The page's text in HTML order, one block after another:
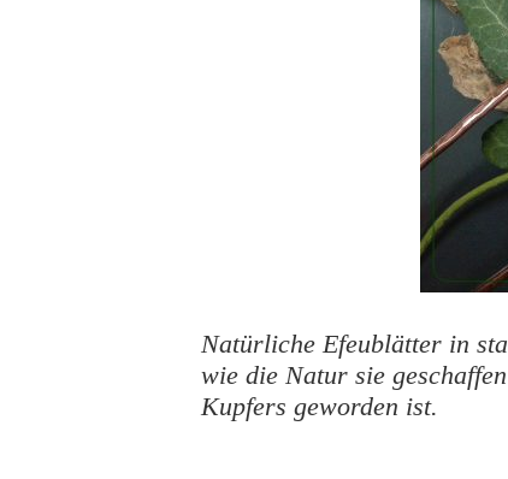
Natürliche Efeublätter in
wie die Natur sie
Kupfers geworden ist.